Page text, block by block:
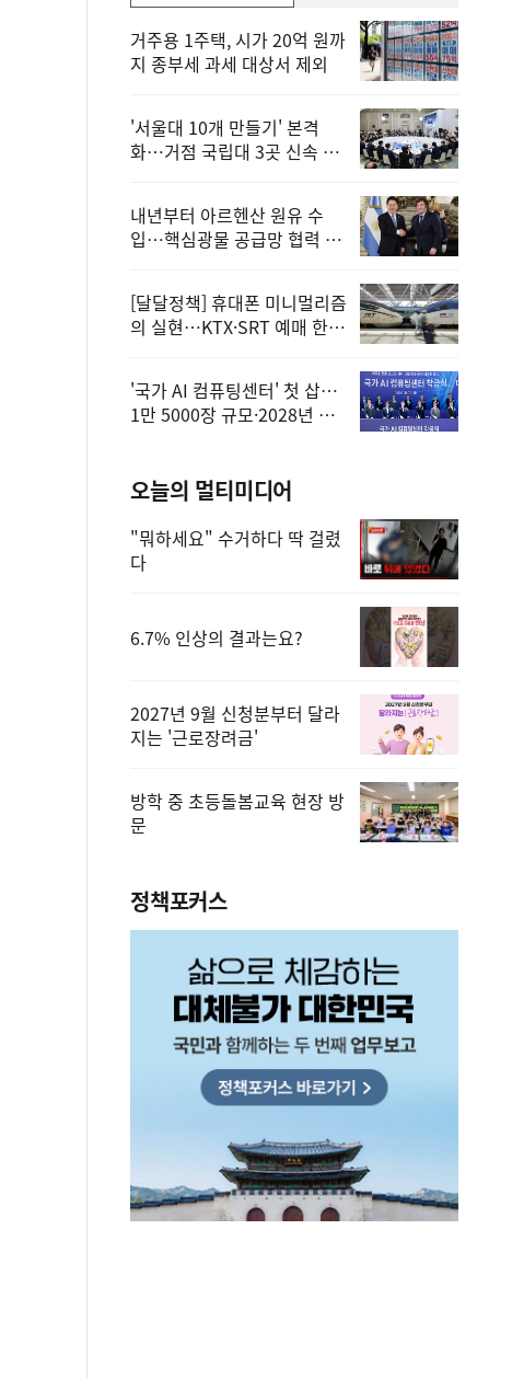
거주용 1주택, 시가 20억 원까
지 종부세 과세 대상서 제외
'서울대 10개 만들기' 본격
화…거점 국립대 3곳 신속 선
내년부터 아르헨산 원유 수
입…핵심광물 공급망 협력 체
[달달정책] 휴대폰 미니멀리즘
의 실현…KTX·SRT 예매 한
'국가 AI 컴퓨팅센터' 첫 삽…
1만 5000장 규모·2028년 완
오늘의 멀티미디어
"뭐하세요" 수거하다 딱 걸렸
다
6.7% 인상의 결과는요?
2027년 9월 신청분부터 달라
지는 '근로장려금'
방학 중 초등돌봄교육 현장 방
문
정책포커스